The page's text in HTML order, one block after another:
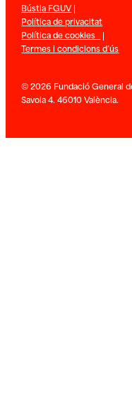
Bústia FGUV|
Política de privacitat
Política de cookies |
Termes i condicions d’ús
© 2026 Fundació General
Savoia 4. 46010 València.